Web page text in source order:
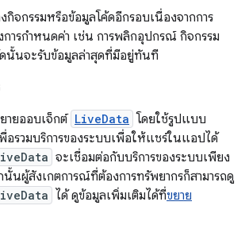
กิจกรรมหรือข้อมูลโค้ดอีกรอบเนื่องจากการ
ารกําหนดค่า เช่น การพลิกอุปกรณ์ กิจกรรม
นั้นจะรับข้อมูลล่าสุดที่มีอยู่ทันที
ายออบเจ็กต์ LiveData โดยใช้รูปแบบ
อรวมบริการของระบบเพื่อให้แชร์ในแอปได้
จะเชื่อมต่อกับบริการของระบบเพียง
นั้นผู้สังเกตการณ์ที่ต้องการทรัพยากรก็สามารถดู
ได้ ดูข้อมูลเพิ่มเติมได้ที่ขยาย